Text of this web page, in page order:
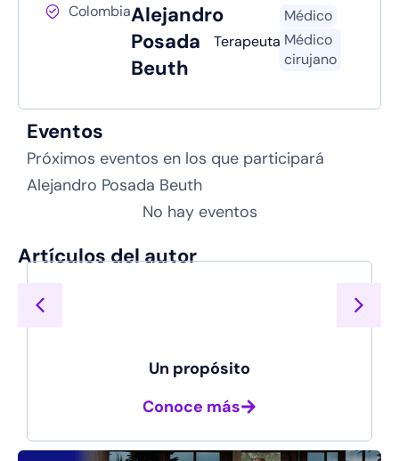
ColombiaAlejandro
Posada
Beuth
Terapeuta
Médico
Médico
cirujano
Eventos
Próximos eventos en los que participará
Alejandro Posada Beuth
No hay eventos
Artículos del autor
Un propósito
Conoce más